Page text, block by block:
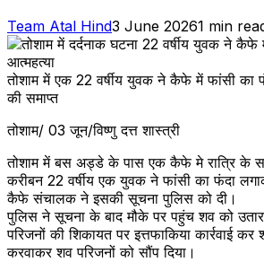
Team Atal Hind3 June 20261 min
तोशाम में एक 22 वर्षीय युवक ने कैफे में फांसी का
की समाप्त
तोशाम/ 03 जून/विष्णु दत्त शास्त्री
तोशाम में बस अड्डे के पास एक कैफे मे रात्रि के
करीबन 22 वर्षीय एक युवक ने फांसी का फंदा
कैफे संचालक ने इसकी सूचना पुलिस को दी।
पुलिस ने सूचना के बाद मौके पर पहुंच शव को
परिजनों की शिकायत पर इत्तफाकिया कार्रवाई कर
करवाकर शव परिजनों को सौंप दिया।